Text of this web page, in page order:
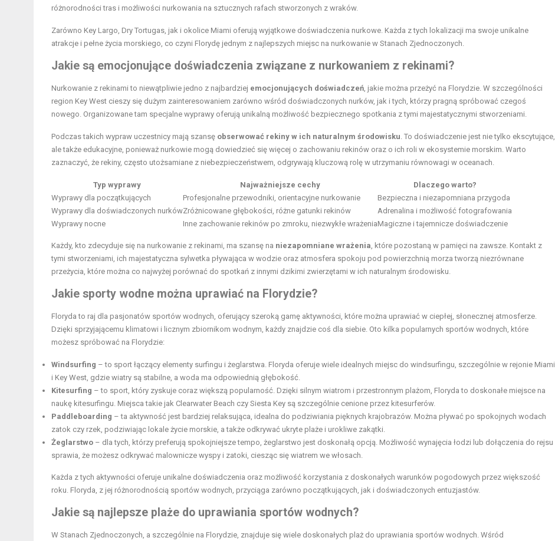
różnorodności tras i możliwości nurkowania na sztucznych rafach stworzonych z wraków.
Zarówno Key Largo, Dry Tortugas, jak i okolice Miami oferują wyjątkowe doświadczenia nurkowe. Każda z tych lokalizacji ma swoje unikalne
atrakcje i pełne życia morskiego, co czyni Florydę jednym z najlepszych miejsc na nurkowanie w Stanach Zjednoczonych.
Jakie są emocjonujące doświadczenia związane z nurkowaniem z rekinami?
Nurkowanie z rekinami to niewątpliwie jedno z najbardziej emocjonujących doświadczeń , jakie można przeżyć na Florydzie. W szczególności
region Key West cieszy się dużym zainteresowaniem zarówno wśród doświadczonych nurków, jak i tych, którzy pragną spróbować czegoś
nowego. Organizowane tam specjalne wyprawy oferują unikalną możliwość bezpiecznego spotkania z tymi majestatycznymi stworzeniami.
Podczas takich wypraw uczestnicy mają szansę obserwować rekiny w ich naturalnym środowisku . To doświadczenie jest nie tylko ekscytujące,
ale także edukacyjne, ponieważ nurkowie mogą dowiedzieć się więcej o zachowaniu rekinów oraz o ich roli w ekosystemie morskim. Warto
zaznaczyć, że rekiny, często utożsamiane z niebezpieczeństwem, odgrywają kluczową rolę w utrzymaniu równowagi w oceanach.
Typ wyprawy Najważniejsze cechy
Dlaczego warto?
Wyprawy dla początkujących
Profesjonalne przewodniki, orientacyjne nurkowanie
Bezpieczna i niezapomniana przygoda
Wyprawy dla doświadczonych nurkówZróżnicowane głębokości, różne gatunki rekinów
Adrenalina i możliwość fotografowania
Wyprawy nocne
Inne zachowanie rekinów po zmroku, niezwykłe wrażeniaMagiczne i tajemnicze doświadczenie
Każdy, kto zdecyduje się na nurkowanie z rekinami, ma szansę na niezapomniane wrażenia , które pozostaną w pamięci na zawsze. Kontakt z
tymi stworzeniami, ich majestatyczna sylwetka pływająca w wodzie oraz atmosfera spokoju pod powierzchnią morza tworzą niezrównane
przeżycia, które można co najwyżej porównać do spotkań z innymi dzikimi zwierzętami w ich naturalnym środowisku.
Jakie sporty wodne można uprawiać na Florydzie?
Floryda to raj dla pasjonatów sportów wodnych, oferujący szeroką gamę aktywności, które można uprawiać w ciepłej, słonecznej atmosferze.
Dzięki sprzyjającemu klimatowi i licznym zbiornikom wodnym, każdy znajdzie coś dla siebie. Oto kilka popularnych sportów wodnych, które
możesz spróbować na Florydzie:
Windsurfing – to sport łączący elementy surfingu i żeglarstwa. Floryda oferuje wiele idealnych miejsc do windsurfingu, szczególnie w rejonie Miami
i Key West, gdzie wiatry są stabilne, a woda ma odpowiednią głębokość.
Kitesurfing – to sport, który zyskuje coraz większą popularność. Dzięki silnym wiatrom i przestronnym plażom, Floryda to doskonałe miejsce na
naukę kitesurfingu. Miejsca takie jak Clearwater Beach czy Siesta Key są szczególnie cenione przez kitesurferów.
Paddleboarding – ta aktywność jest bardziej relaksująca, idealna do podziwiania pięknych krajobrazów. Można pływać po spokojnych wodach
zatok czy rzek, podziwiając lokale życie morskie, a także odkrywać ukryte plaże i urokliwe zakątki.
Żeglarstwo – dla tych, którzy preferują spokojniejsze tempo, żeglarstwo jest doskonałą opcją. Możliwość wynajęcia łodzi lub dołączenia do rejsu
sprawia, że możesz odkrywać malownicze wyspy i zatoki, ciesząc się wiatrem we włosach.
Każda z tych aktywności oferuje unikalne doświadczenia oraz możliwość korzystania z doskonałych warunków pogodowych przez większość
roku. Floryda, z jej różnorodnością sportów wodnych, przyciąga zarówno początkujących, jak i doświadczonych entuzjastów.
Jakie są najlepsze plaże do uprawiania sportów wodnych?
W Stanach Zjednoczonych, a szczególnie na Florydzie, znajduje się wiele doskonałych plaż do uprawiania sportów wodnych. Wśród